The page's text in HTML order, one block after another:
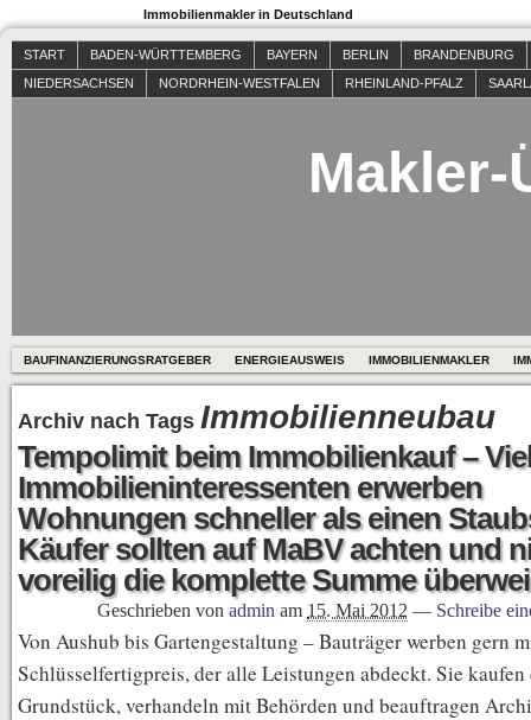
Immobilienmakler in Deutschland
START BADEN-WÜRTTEMBERG BAYERN BERLIN
BRANDENBURG
NIEDERSACHSEN
NORDRHEIN-WESTFALEN RHEINLAND-PFALZ
Makler-
BAUFINANZIERUNGSRATGEBER ENERGIEAUSWEIS IMMOBILIENMAKLER
Archiv nach Tags Immobilienneubau
Tempolimit beim Immobilienkauf –
Immobilieninteressenten erwerben
Wohnungen schneller als einen
Käufer sollten auf MaBV achten und
voreilig die komplette Summe
Geschrieben von admin am 15. Mai 2012 — Schreibe
Von Aushub bis Gartengestaltung – Bauträger werben gern
Schlüsselfertigpreis, der alle Leistungen abdeckt. Sie kaufen
Grundstück, verhandeln mit Behörden und beauftragen